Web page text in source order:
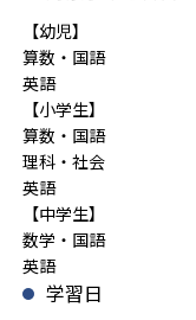
【幼児】
算数・国語
英語
【小学生】
算数・国語
理科・社会
英語
【中学生】
数学・国語
英語
学習日